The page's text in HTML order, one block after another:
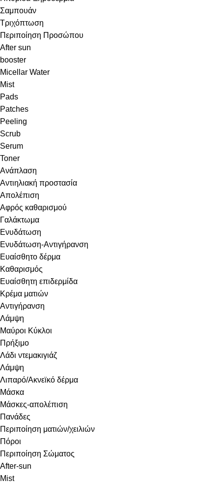
Σαμπουάν
Τριχόπτωση
Περιποίηση Προσώπου
After sun
booster
Micellar Water
Mist
Pads
Patches
Peeling
Scrub
Serum
Toner
Ανάπλαση
Αντιηλιακή προστασία
Απολέπιση
Αφρός καθαρισμού
Γαλάκτωμα
Ενυδάτωση
Ενυδάτωση-Αντιγήρανση
Ευαίσθητο δέρμα
Καθαρισμός
Ευαίσθητη επιδερμίδα
Κρέμα ματιών
Αντιγήρανση
Λάμψη
Μαύροι Κύκλοι
Πρήξιμο
Λάδι ντεμακιγιάζ
Λάμψη
Λιπαρό/Ακνεϊκό δέρμα
Μάσκα
Μάσκες-απολέπιση
Πανάδες
Περιποίηση ματιών/χειλιών
Πόροι
Περιποίηση Σώματος
After-sun
Mist